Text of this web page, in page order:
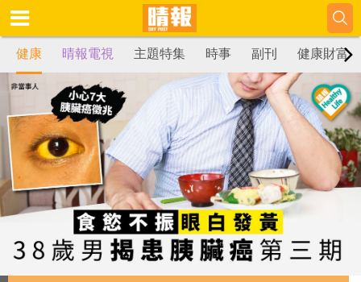
健康 晴報電視 主題特集 時事 副刊 健康財富